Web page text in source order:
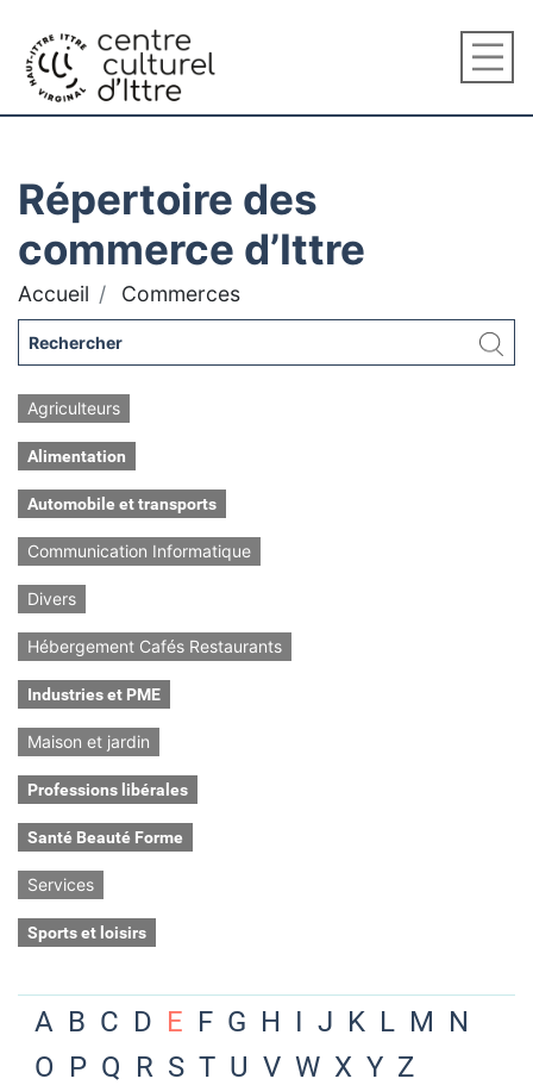
Répertoire des
commerce d’Ittre
Accueil Commerces
Agriculteurs
Alimentation
Automobile et transports
Communication Informatique
Divers
Hébergement Cafés Restaurants
Industries et PME
Maison et jardin
Professions libérales
Santé Beauté Forme
Services
Sports et loisirs
A B C D E F G H I J K L M N
O P Q R S T U V W X Y Z